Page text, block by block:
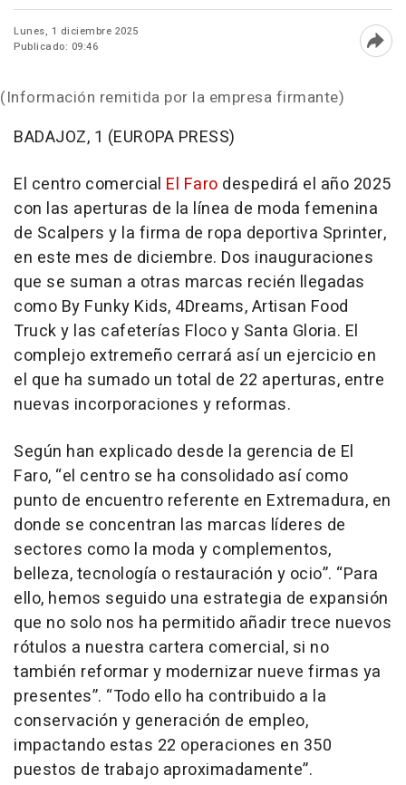
Lunes, 1 diciembre 2025
Publicado: 09:46
(Información remitida por la empresa firmante)
BADAJOZ, 1 (EUROPA PRESS)
El centro comercial El Faro despedirá el año 2025
con las aperturas de la línea de moda femenina
de Scalpers y la firma de ropa deportiva Sprinter,
en este mes de diciembre. Dos inauguraciones
que se suman a otras marcas recién llegadas
como By Funky Kids, 4Dreams, Artisan Food
Truck y las cafeterías Floco y Santa Gloria. El
complejo extremeño cerrará así un ejercicio en
el que ha sumado un total de 22 aperturas, entre
nuevas incorporaciones y reformas.
Según han explicado desde la gerencia de El
Faro, “el centro se ha consolidado así como
punto de encuentro referente en Extremadura, en
donde se concentran las marcas líderes de
sectores como la moda y complementos,
belleza, tecnología o restauración y ocio”. “Para
ello, hemos seguido una estrategia de expansión
que no solo nos ha permitido añadir trece nuevos
rótulos a nuestra cartera comercial, si no
también reformar y modernizar nueve firmas ya
presentes”. “Todo ello ha contribuido a la
conservación y generación de empleo,
impactando estas 22 operaciones en 350
puestos de trabajo aproximadamente”.